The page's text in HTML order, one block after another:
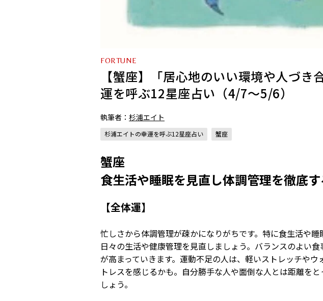
FORTUNE
【蟹座】「居心地のいい環境や人づ
運を呼ぶ12星座占い（4/7～5/6）
執筆者： 杉浦エイト
杉浦エイトの幸運を呼ぶ12星座占い 蟹座
蟹座
食生活や睡眠を見直し体調管理を徹底す
【全体運】
忙しさから体調管理が疎かになりがちです。特に食生活や睡
日々の生活や健康管理を見直しましょう。バランスのよい
が高まっていきます。運動不足の人は、軽いストレッチや
トレスを感じるかも。自分勝手な人や面倒な人とは距離を
しょう。